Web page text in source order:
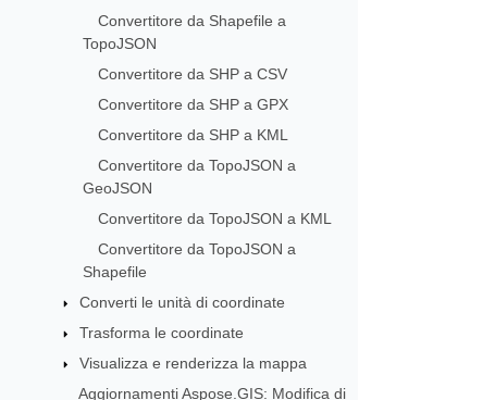
Convertitore da Shapefile a
TopoJSON
Convertitore da SHP a CSV
Convertitore da SHP a GPX
Convertitore da SHP a KML
Convertitore da TopoJSON a
GeoJSON
Convertitore da TopoJSON a KML
Convertitore da TopoJSON a
Shapefile
Converti le unità di coordinate
Trasforma le coordinate
Visualizza e renderizza la mappa
Aggiornamenti Aspose.GIS: Modifica di